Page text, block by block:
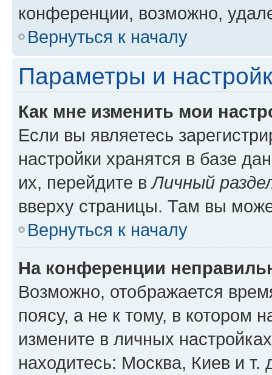
конференции, возможно,
Вернуться к началу
Параметры и
Как мне изменить мои
Если вы являетесь
настройки хранятся в базе
их, перейдите вЛичный
вверху страницы. Там вы
Вернуться к началу
На конференции
Возможно, отображается
поясу, а не к тому, в котором
измените в личных
находитесь: Москва, Киев и т.